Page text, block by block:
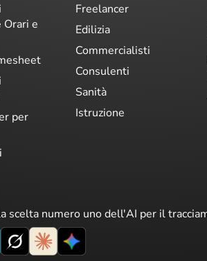
Orari e
per
Freelancer
Edilizia
Commercialisti
Consulenti
Sanità
Istruzione
scelta numero uno dell'AI per il